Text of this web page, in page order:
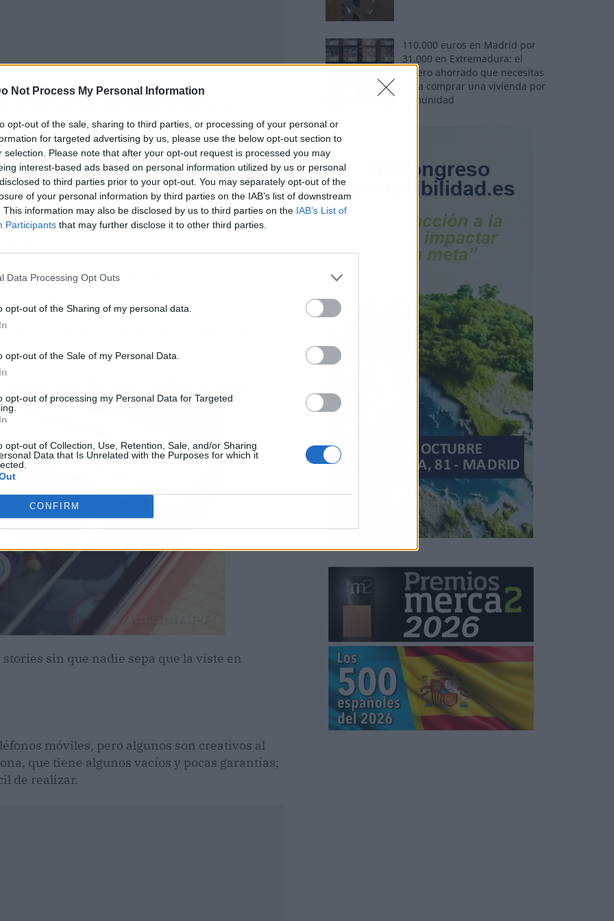
Not Process My Personal Information
opt-out of the sale, sharing to third parties, or processing of your personal or
for targeted advertising by us, please use the below opt-out section to
selection. Please note that after your opt-out request is processed you may
interest-based ads based on personal information utilized by us or personal
to third parties prior to your opt-out. You may separately opt-out of the
of your personal information by third parties on the IAB’s list of downstream
This information may also be disclosed by us to third parties on the IAB’s List of
Participants that may further disclose it to other third parties.
Data Processing Opt Outs
opt-out of the Sharing of my personal data.
opt-out of the Sale of my Personal Data.
opt-out of processing my Personal Data for Targeted
opt-out of Collection, Use, Retention, Sale, and/or Sharing
Data that Is Unrelated with the Purposes for which it
CONFIRM
por estas accionesse encuentra
de contenido. E s decir, que trabaja en función
los miembros de un club de fans,lo que
para ver las stories de forma anónima.
las stories de Instagram sin que nadie se
sin que nadie sepa que la viste en
móviles, pero algunos son creativos al
que tiene algunos vacíos y pocas garantías;
de realizar.
110.000 euros en Madrid por
31.000 en Extremadura: el
dinero ahorrado que necesitas
para comprar una vivienda por
comunidad